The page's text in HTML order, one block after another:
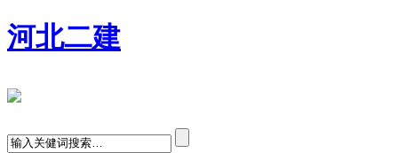
河北二建